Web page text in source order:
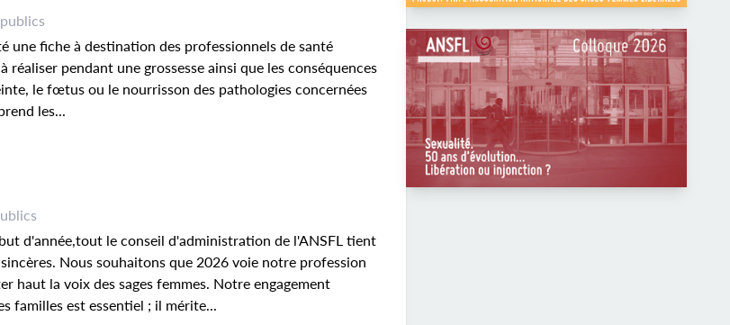
une fiche à destination des professionnels de santé
pendant une grossesse ainsi que les conséquences
le fœtus ou le nourrisson des pathologies concernées
les...
d'année,tout le conseil d'administration de l'ANSFL tient
Nous souhaitons que 2026 voie notre profession
haut la voix des sages femmes. Notre engagement
familles est essentiel ; il mérite...